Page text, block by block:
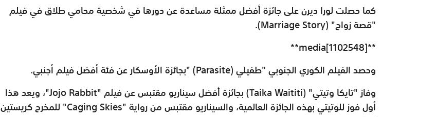
كما حصلت لورا ديرن على جائزة أفضل ممثلة مساعدة عن دورها في شخصية محامي طلاق في فيلم
"قصة زواج" (Marriage Story
).​
**media[1102548]**
وحصد الفيلم الكوري الجنوبي "طفيلي" (Parasite)بجائزة الأوسكار عن فئة أفضل فيلم أجنبي.​
وفاز "تايكا وتيتي" (Taika Waititi) بجائزة أفضل سيناريو مقتبس عن فيلم "Jojo Rabbit"، ويعد هذا
أول فوز للوتيتي بهذه الجائزة العالمية، والسيناريو مقتبس من رواية "Caging Skies" للمخرح كريستين